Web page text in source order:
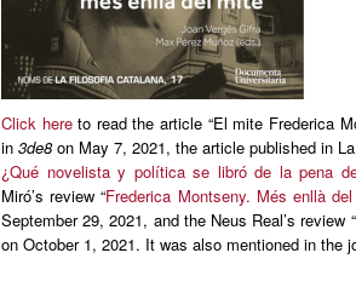
Click hereto read the article “El mite Frederica
in 3de8on May 7, 2021, the article published in
¿Qué novelista y política se libró de la pena
Miró’s review “Frederica Montseny. Més enllà
September 29, 2021, and the Neus Real’s review “
on October 1, 2021. It was also mentioned in the